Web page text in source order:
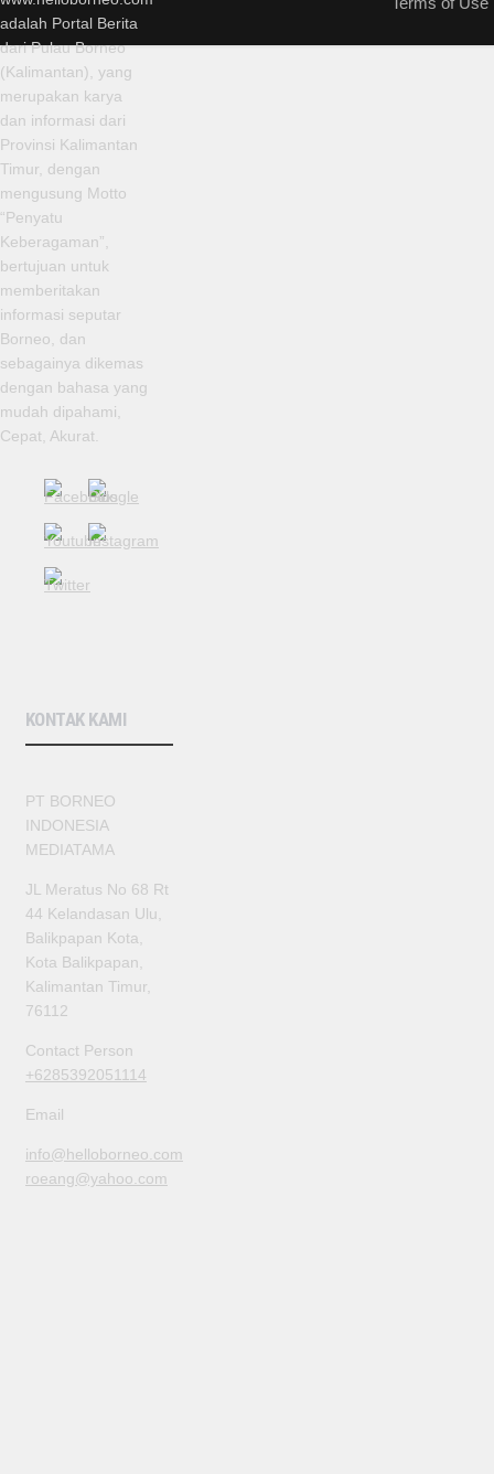
adalah Portal Berita
dari Pulau Borneo
(Kalimantan), yang
merupakan karya
dan informasi dari
Provinsi Kalimantan
Timur, dengan
mengusung Motto
“Penyatu
Keberagaman”,
bertujuan untuk
memberitakan
informasi seputar
Borneo, dan
sebagainya dikemas
dengan bahasa yang
mudah dipahami,
Cepat, Akurat.
KONTAK KAMI
PT BORNEO
INDONESIA
MEDIATAMA
JL Meratus No 68 Rt
44 Kelandasan Ulu,
Balikpapan Kota,
Kota Balikpapan,
Kalimantan Timur,
76112
Contact Person
+6285392051114
Email
info@helloborneo.com
roeang@yahoo.com